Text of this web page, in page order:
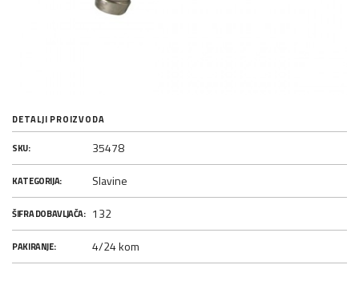
DETALJI PROIZVODA
SKU: 35478
KATEGORIJA: Slavine
ŠIFRA DOBAVLJAČA: 132
PAKIRANJE: 4/24 kom